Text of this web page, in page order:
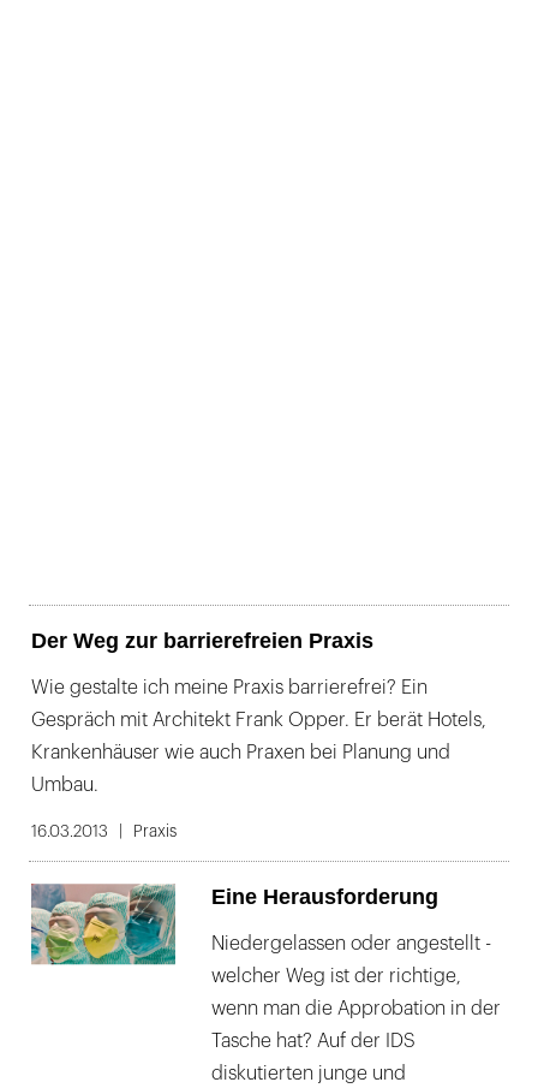
Der Weg zur barrierefreien Praxis
Wie gestalte ich meine Praxis barrierefrei? Ein
Gespräch mit Architekt Frank Opper. Er berät Hotels,
Krankenhäuser wie auch Praxen bei Planung und
Umbau.
16.03.2013 Praxis
Eine Herausforderung
Niedergelassen oder angestellt -
welcher Weg ist der richtige,
wenn man die Approbation in der
Tasche hat? Auf der IDS
diskutierten junge und